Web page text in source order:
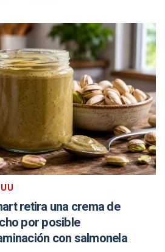
retira una crema de
por posible
con salmonela